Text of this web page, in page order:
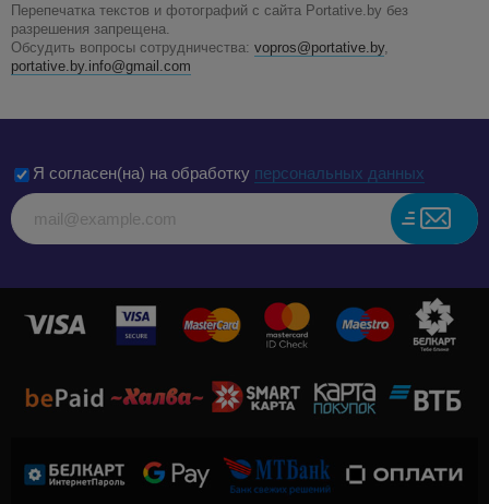
Перепечатка текстов и фотографий с сайта Portative.by без
разрешения запрещена.
Обсудить вопросы сотрудничества: vopros@portative.by,
portative.by.info@gmail.com
Я согласен(на) на обработку персональных данных